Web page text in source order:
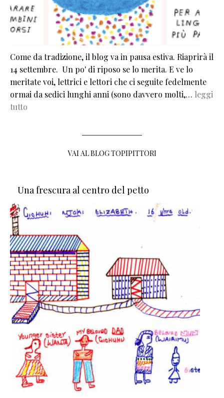
Come da tradizione, il blog va in pausa estiva. Riaprirà il
14 settembre. Un po' di riposo se lo merita. E ve lo
meritate voi, lettrici e lettori che ci seguite fedelmente
ormai da sedici lunghi anni (sono davvero molti,… leggi
tutto
VAI AL BLOG TOPIPITTORI
Una frescura al centro del petto